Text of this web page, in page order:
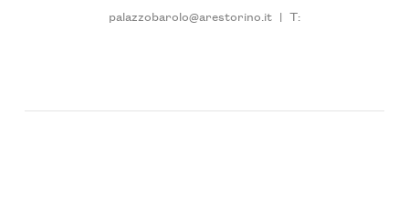
palazzobarolo@arestorino.it | T: